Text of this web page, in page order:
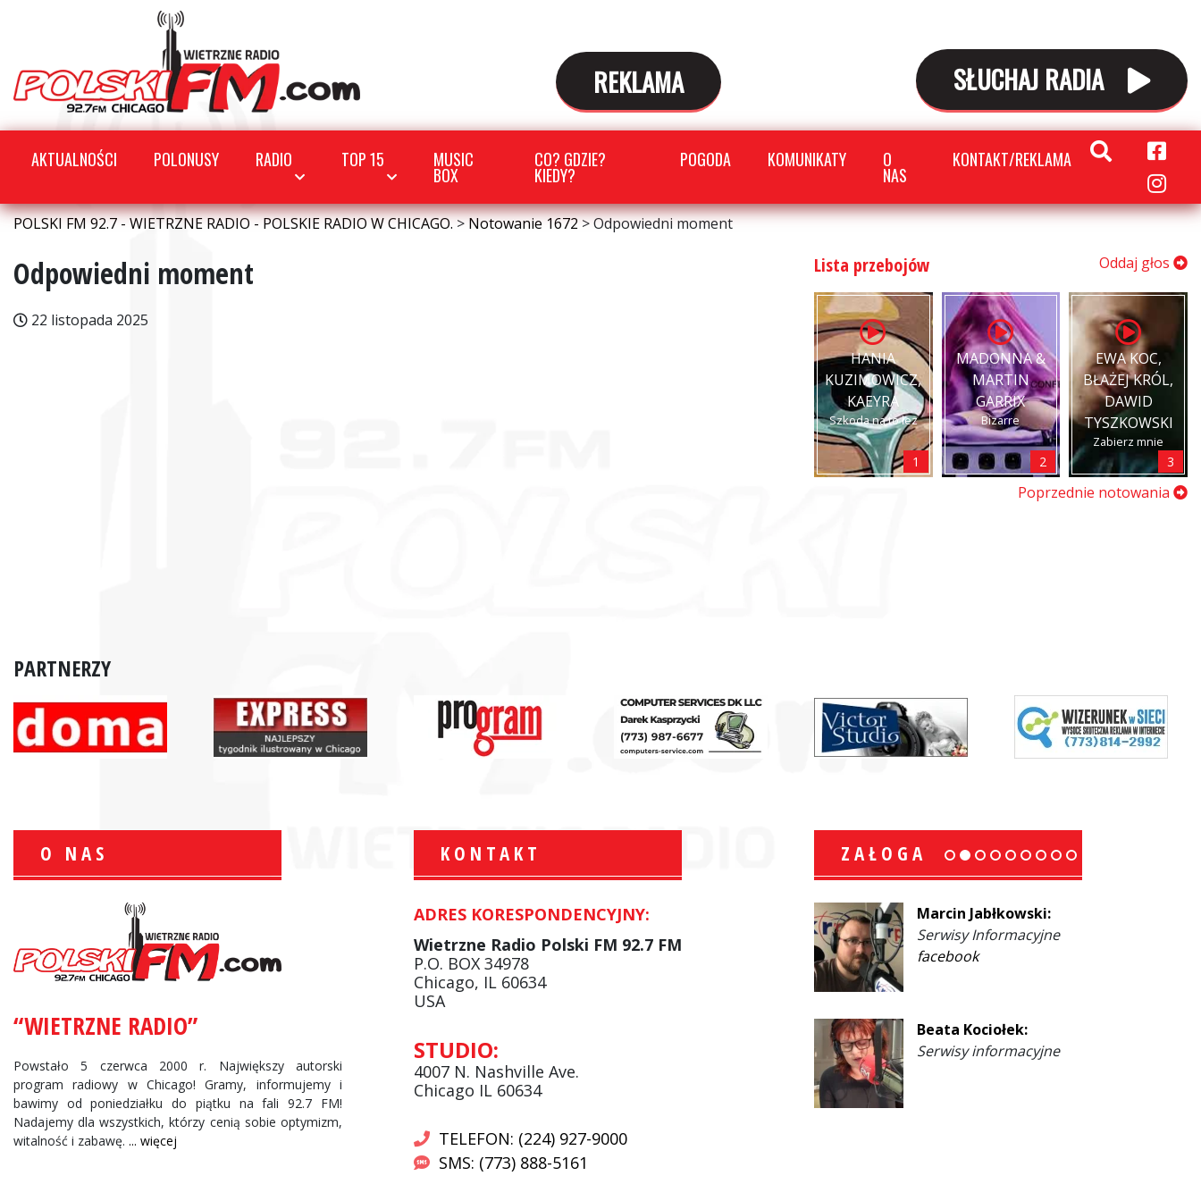
REKLAMA SŁUCHAJ RADIA
AKTUALNOŚCI POLONUSY RADIO TOP 15 MUSIC
BOX
CO? GDZIE?
KIEDY?
POGODA KOMUNIKATY O
NAS
KONTAKT/REKLAMA
POLSKI FM 92.7 - WIETRZNE RADIO - POLSKIE RADIO W CHICAGO.>Notowanie 1672>Odpowiedni moment
Odpowiedni moment
22 listopada 2025
Lista przebojów Oddaj głos
HANIA
KUZIMOWICZ,
KAEYRA
Szkoda na to łez
1
MADONNA &
MARTIN
GARRIX
Bizarre
2
EWA KOC,
BŁAŻEJ KRÓL,
DAWID
TYSZKOWSKI
Zabierz mnie
3
Poprzednie notowania
PARTNERZY
O NAS
“WIETRZNE RADIO”
Powstało 5 czerwca 2000 r. Największy autorski
program radiowy w Chicago! Gramy, informujemy i
bawimy od poniedziałku do piątku na fali 92.7 FM!
Nadajemy dla wszystkich, którzy cenią sobie optymizm,
witalność i zabawę. ... więcej
KONTAKT
ADRES KORESPONDENCYJNY:
Wietrzne Radio Polski FM 92.7 FM
P.O. BOX 34978
Chicago, IL 60634
USA
STUDIO:
4007 N. Nashville Ave.
Chicago IL 60634
TELEFON: (224) 927-9000
SMS: (773) 888-5161
ZAŁOGA
Informacje Giełdowe
Krzysztof Wawer:
Komentator
facebook
Marcin Jabłkowski:
Serwisy Informacyjne
facebook
Beata Kociołek:
Serwisy informacyjne